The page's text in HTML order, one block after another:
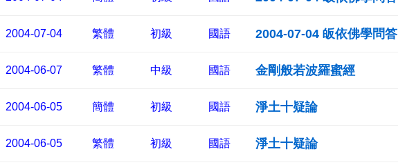
2004-07-04 繁體 初級 國語 2004-07-04 皈依佛學問答
2004-06-07 繁體 中級 國語 金剛般若波羅蜜經
2004-06-05 簡體 初級 國語 淨土十疑論
2004-06-05 繁體 初級 國語 淨土十疑論